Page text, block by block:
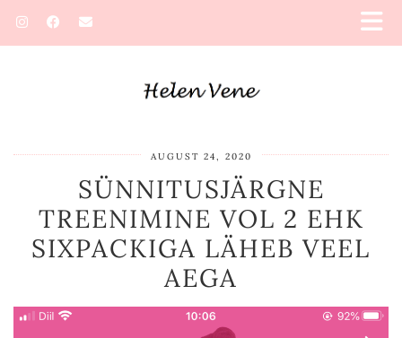
AUGUST 24, 2020
SÜNNITUSJÄRGNE
TREENIMINE VOL 2 EHK
SIXPACKIGA LÄHEB VEEL
AEGA